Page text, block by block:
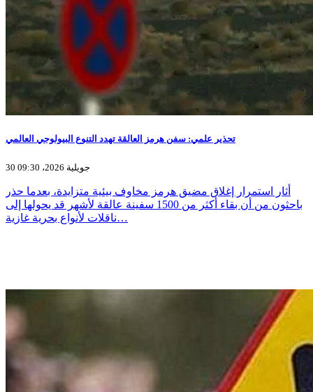
تحذير علمي: سفن هرمز العالقة تهدد التنوع البيولوجي العالمي
30 جويلية 2026، 09:30
أثار استمرار إغلاق مضيق هرمز مخاوف بيئية متزايدة، بعدما حذر
باحثون من أن بقاء أكثر من 1500 سفينة عالقة لأشهر قد يحولها إلى
ناقلات لأنواع بحرية غازية…